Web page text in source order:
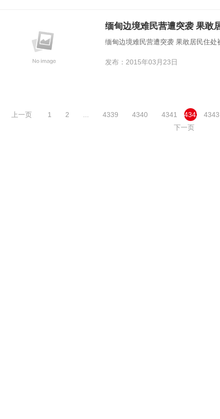
缅甸边境难民营遭突袭 果敢
缅甸边境难民营遭突袭 果敢居民住处
发布：2015年03月23日
上一页 1 2 4339 4340 4341 4342
4343
下一页